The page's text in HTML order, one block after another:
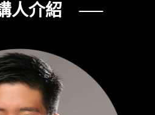
人介紹 ──